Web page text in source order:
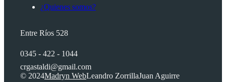
¿Quienes somos?
Entre Ríos 528
0345 - 422 - 1044
crgastaldi@gmail.com
© 2024Madryn WebLeandro ZorrillaJuan Aguirre